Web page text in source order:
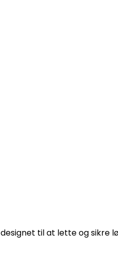
til at lette og sikre